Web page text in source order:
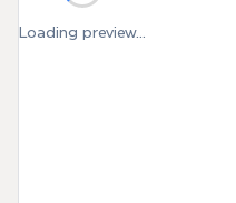
Loading preview...